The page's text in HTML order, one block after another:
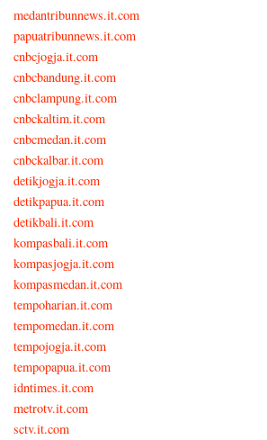
medantribunnews.it.com
papuatribunnews.it.com
cnbcjogja.it.com
cnbcbandung.it.com
cnbclampung.it.com
cnbckaltim.it.com
cnbcmedan.it.com
cnbckalbar.it.com
detikjogja.it.com
detikpapua.it.com
detikbali.it.com
kompasbali.it.com
kompasjogja.it.com
kompasmedan.it.com
tempoharian.it.com
tempomedan.it.com
tempojogja.it.com
tempopapua.it.com
idntimes.it.com
metrotv.it.com
sctv.it.com